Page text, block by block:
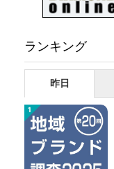
ランキング
昨日
1